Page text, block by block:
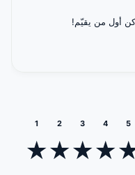
أول من يقيّم!
1
★
2
★
3
★
4
★
5